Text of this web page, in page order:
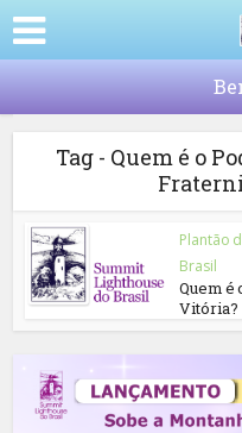
Tag - Quem é o
Plantão
Brasil
Quem é
Vitória?